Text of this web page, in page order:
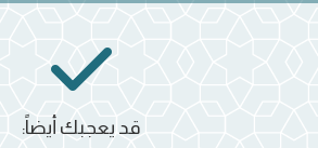
قد يعجبك أيضاً: